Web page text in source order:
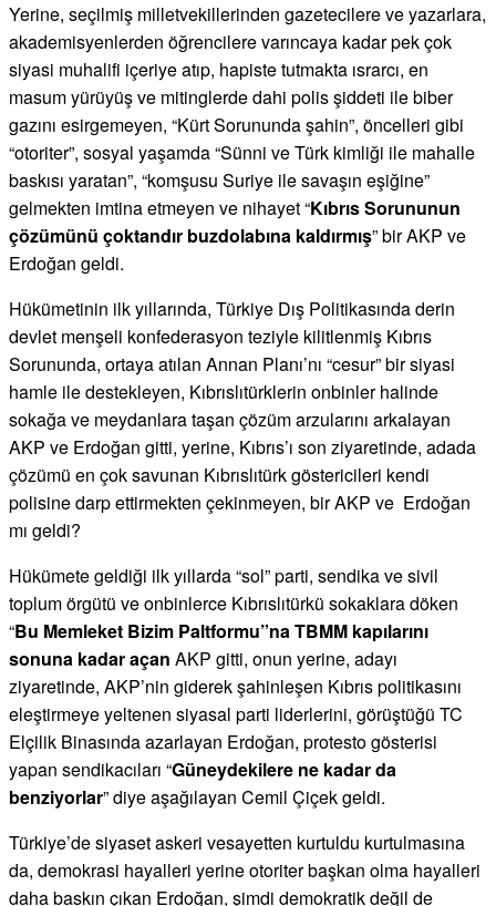
Yerine, seçilmiş milletvekillerinden gazetecilere ve yazarlara,
akademisyenlerden öğrencilere varıncaya kadar pek çok
siyasi muhalifi içeriye atıp, hapiste tutmakta ısrarcı, en
masum yürüyüş ve mitinglerde dahi polis şiddeti ile biber
gazını esirgemeyen, “Kürt Sorununda şahin”, öncelleri gibi
“otoriter”, sosyal yaşamda “Sünni ve Türk kimliği ile mahalle
baskısı yaratan”, “komşusu Suriye ile savaşın eşiğine”
gelmekten imtina etmeyen ve nihayet “Kıbrıs Sorununun
çözümünü çoktandır buzdolabına kaldırmış” bir AKP ve
Erdoğan geldi.
Hükümetinin ilk yıllarında, Türkiye Dış Politikasında derin
devlet menşeli konfederasyon teziyle kilitlenmiş Kıbrıs
Sorununda, ortaya atılan Annan Planı’nı “cesur” bir siyasi
hamle ile destekleyen, Kıbrıslıtürklerin onbinler halinde
sokağa ve meydanlara taşan çözüm arzularını arkalayan
AKP ve Erdoğan gitti, yerine, Kıbrıs’ı son ziyaretinde, adada
çözümü en çok savunan Kıbrıslıtürk göstericileri kendi
polisine darp ettirmekten çekinmeyen, bir AKP ve Erdoğan
mı geldi?
Hükümete geldiği ilk yıllarda “sol” parti, sendika ve sivil
toplum örgütü ve onbinlerce Kıbrıslıtürkü sokaklara döken
“Bu Memleket Bizim Paltformu”na TBMM kapılarını
sonuna kadar açan AKP gitti, onun yerine, adayı
ziyaretinde, AKP’nin giderek şahinleşen Kıbrıs politikasını
eleştirmeye yeltenen siyasal parti liderlerini, görüştüğü TC
Elçilik Binasında azarlayan Erdoğan, protesto gösterisi
yapan sendikacıları “Güneydekilere ne kadar da
benziyorlar” diye aşağılayan Cemil Çiçek geldi.
Türkiye’de siyaset askeri vesayetten kurtuldu kurtulmasına
da, demokrasi hayalleri yerine otoriter başkan olma hayalleri
daha baskın çıkan Erdoğan, şimdi demokratik değil de